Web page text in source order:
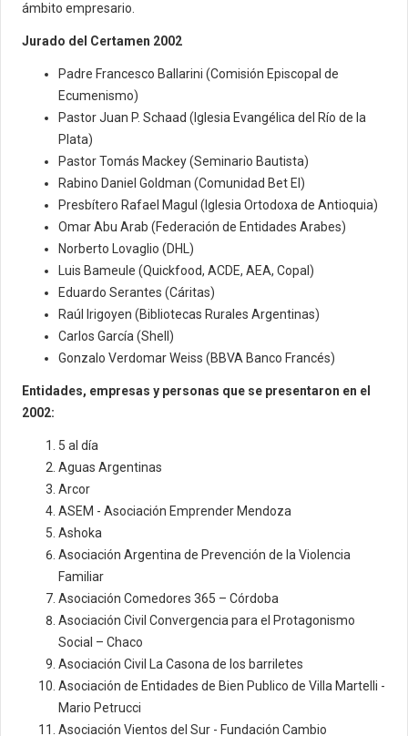
ámbito empresario.
Jurado del Certamen 2002
Padre Francesco Ballarini (Comisión Episcopal de
Ecumenismo)
Pastor Juan P. Schaad (Iglesia Evangélica del Río de la
Plata)
Pastor Tomás Mackey (Seminario Bautista)
Rabino Daniel Goldman (Comunidad Bet El)
Presbítero Rafael Magul (Iglesia Ortodoxa de Antioquia)
Omar Abu Arab (Federación de Entidades Arabes)
Norberto Lovaglio (DHL)
Luis Bameule (Quickfood, ACDE, AEA, Copal)
Eduardo Serantes (Cáritas)
Raúl Irigoyen (Bibliotecas Rurales Argentinas)
Carlos García (Shell)
Gonzalo Verdomar Weiss (BBVA Banco Francés)
Entidades, empresas y personas que se presentaron en el
2002:
5 al día
Aguas Argentinas
Arcor
ASEM - Asociación Emprender Mendoza
Ashoka
Asociación Argentina de Prevención de la Violencia
Familiar
Asociación Comedores 365 – Córdoba
Asociación Civil Convergencia para el Protagonismo
Social – Chaco
Asociación Civil La Casona de los barriletes
Asociación de Entidades de Bien Publico de Villa Martelli -
Mario Petrucci
Asociación Vientos del Sur - Fundación Cambio